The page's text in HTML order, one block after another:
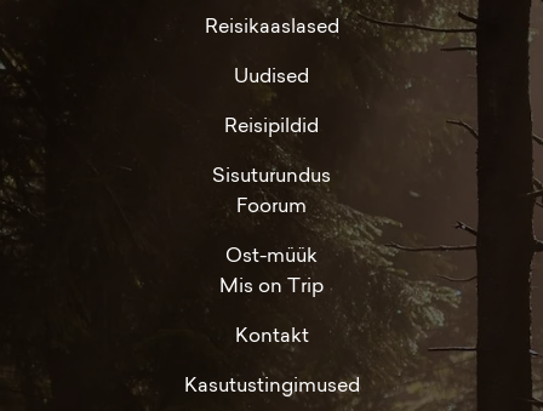
Reisikaaslased
Uudised
Reisipildid
Sisuturundus
Foorum
Ost-müük
Mis on Trip
Kontakt
Kasutustingimused